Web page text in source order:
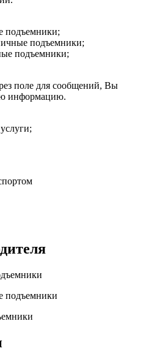
подъемники;
подъемники;
подъемники;
поле для сообщений, Вы
информацию.
подъемники